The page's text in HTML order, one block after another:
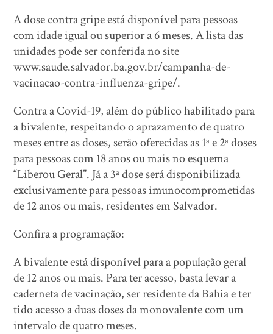
A dose contra gripe está disponível para pessoas
com idade igual ou superior a 6 meses. A lista das
unidades pode ser conferida no site
www.saude.salvador.ba.gov.br/campanha-de-
vacinacao-contra-influenza-gripe/.
Contra a Covid-19, além do público habilitado para
a bivalente, respeitando o aprazamento de quatro
meses entre as doses, serão oferecidas as 1ª e 2ª doses
para pessoas com 18 anos ou mais no esquema
“Liberou Geral”. Já a 3ª dose será disponibilizada
exclusivamente para pessoas imunocomprometidas
de 12 anos ou mais, residentes em Salvador.
Confira a programação:
A bivalente está disponível para a população geral
de 12 anos ou mais. Para ter acesso, basta levar a
caderneta de vacinação, ser residente da Bahia e ter
tido acesso a duas doses da monovalente com um
intervalo de quatro meses.